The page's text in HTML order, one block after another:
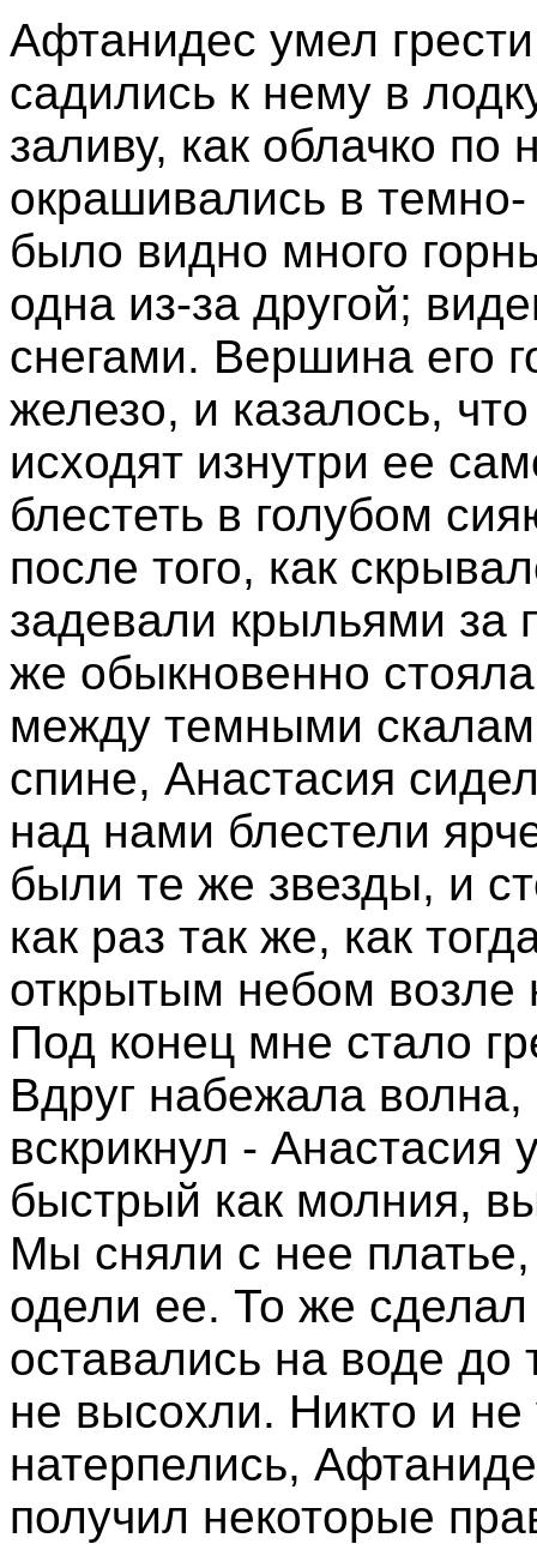
Афтанидес умел
садились к нему в
заливу, как облачко по
окрашивались в темно-
было видно много
одна из-за другой;
снегами. Вершина его
железо, и казалось,
исходят изнутри ее
блестеть в голубом
после того, как
задевали крыльями за
же обыкновенно
между темными
спине, Анастасия
над нами блестели
были те же звезды, и
как раз так же, как
открытым небом
Под конец мне стало
Вдруг набежала
вскрикнул -
быстрый как молния,
Мы сняли с нее
одели ее. То же
оставались на воде до
не высохли. Никто и не
натерпелись,
получил некоторые